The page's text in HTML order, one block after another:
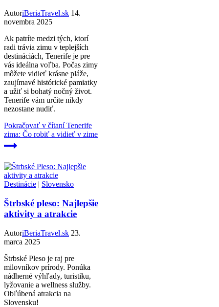
AutoriBeriaTravel.sk 14.
novembra 2025
Ak patríte medzi tých, ktorí
radi trávia zimu v teplejších
destináciách, Tenerife je pre
vás ideálna voľba. Počas zimy
môžete vidieť krásne pláže,
zaujímavé histórické pamiatky
a užiť si bohatý nočný život.
Tenerife vám určite nikdy
nezostane nudiť.
Pokračovať v čítaníTenerife
zima: Čo robiť a vidieť v zime
Destinácie | Slovensko
Štrbské pleso: Najlepšie
aktivity a atrakcie
AutoriBeriaTravel.sk 23.
marca 2025
Štrbské Pleso je raj pre
milovníkov prírody. Ponúka
nádherné výhľady, turistiku,
lyžovanie a wellness služby.
Obľúbená atrakcia na
Slovensku!